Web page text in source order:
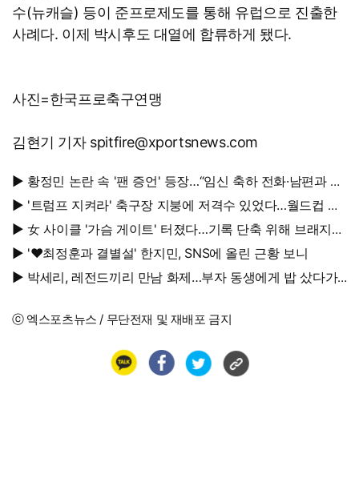
수(뉴캐슬) 등이 준프로제도를 통해 유럽으로 진출한
사례다. 이제 박시후도 대열에 합류하게 됐다.
사진=한국프로축구연맹
김현기 기자 spitfire@xportsnews.com
▶ 황정민 논란 속 '팬 증언' 등장…“임신 축하 전화·남편과 식
사도”
▶ '트럼프 지켜라' 축구장 지붕에 저격수 있었다…월드컵 결
승전 비화
▶ 女 사이클 '가슴 게이트' 터졌다…기록 단축 위해 브래지어
에 솜 넣는다?
▶ '♥최정훈과 결별설' 한지민, SNS에 올린 근황 보니
▶ 박세리, 레전드끼리 만남 화제…부자 동생에게 밥 샀다가
ⓒ 엑스포츠뉴스 / 무단전재 및 재배포 금지